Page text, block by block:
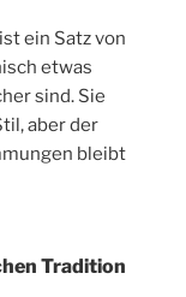
ein Satz von
etwas
sind. Sie
aber der
bleibt
Tradition